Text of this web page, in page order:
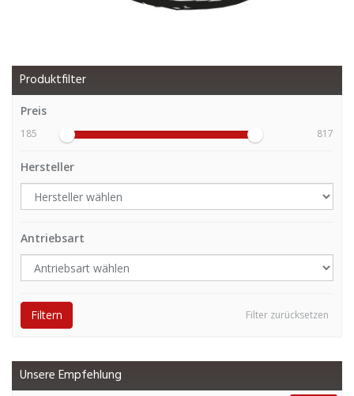
Produktfilter
Preis
185 817
Hersteller
Antriebsart
Filter zurücksetzen
Filtern
Unsere Empfehlung